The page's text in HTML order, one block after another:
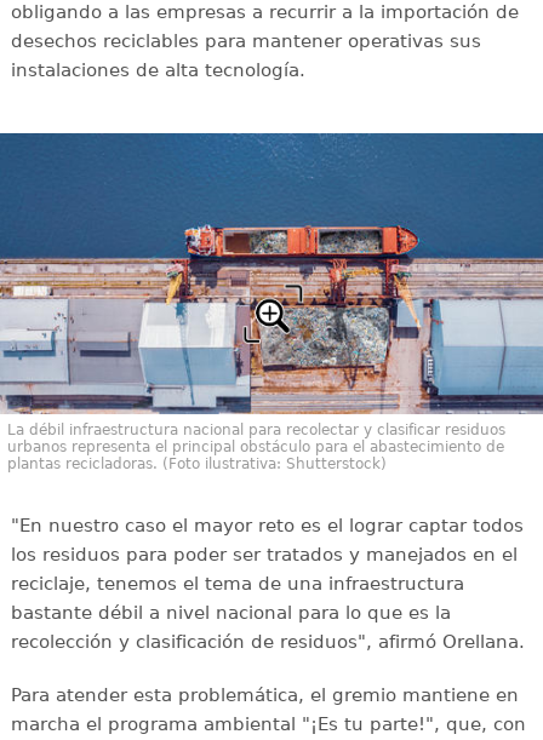
obligando a las empresas a recurrir a la importación de
desechos reciclables para mantener operativas sus
instalaciones de alta tecnología.
La débil infraestructura nacional para recolectar y clasificar residuos
urbanos representa el principal obstáculo para el abastecimiento de
plantas recicladoras. (Foto ilustrativa: Shutterstock)
"En nuestro caso el mayor reto es el lograr captar todos
los residuos para poder ser tratados y manejados en el
reciclaje, tenemos el tema de una infraestructura
bastante débil a nivel nacional para lo que es la
recolección y clasificación de residuos", afirmó Orellana.
Para atender esta problemática, el gremio mantiene en
marcha el programa ambiental "¡Es tu parte!", que, con